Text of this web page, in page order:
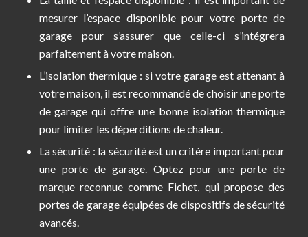
mesurer l’espace disponible pour votre porte de
garage pour s’assurer que celle-ci s’intégrera
parfaitement à votre maison.
L’isolation thermique : si votre garage est attenant à
votre maison, il est recommandé de choisir une porte
de garage qui offre une bonne isolation thermique
pour limiter les déperditions de chaleur.
La sécurité : la sécurité est un critère important pour
une porte de garage. Optez pour une porte de
marque reconnue comme Fichet, qui propose des
portes de garage équipées de dispositifs de sécurité
avancés.